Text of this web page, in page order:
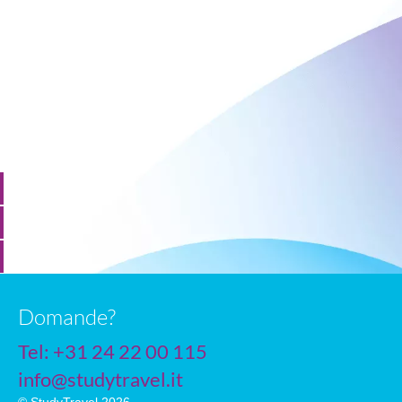
Domande?
Tel: +31 24 22 00 115
info@studytravel.it